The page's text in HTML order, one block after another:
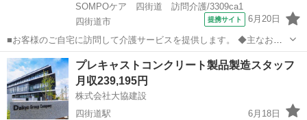
SOMPOケア 四街道 訪問介護/3309ca1
四街道市
提携サイト 6月20日
■お客様のご自宅に訪問して介護サービスを提供します。 ◆主なお仕
事： 【身体介護】食事、入浴、排泄介助 など 【生活援助】掃除、洗
濯、買い物、調理 など お一人おひとりの生活に合わせてサービス提供
できるため、 ...
千葉 四街道市 ホームヘルパー
プレキャストコンクリート製品製造スタッフ
月収239,195円
株式会社大協建設
四街道駅
6月18日